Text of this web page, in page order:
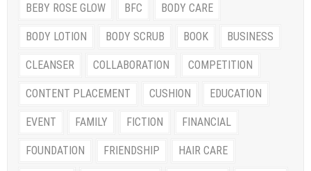
BEBY ROSE GLOW BFC BODY CARE
BODY LOTION BODY SCRUB BOOK BUSINESS
CLEANSER COLLABORATION COMPETITION
CONTENT PLACEMENT CUSHION EDUCATION
EVENT FAMILY FICTION FINANCIAL
FOUNDATION FRIENDSHIP HAIR CARE